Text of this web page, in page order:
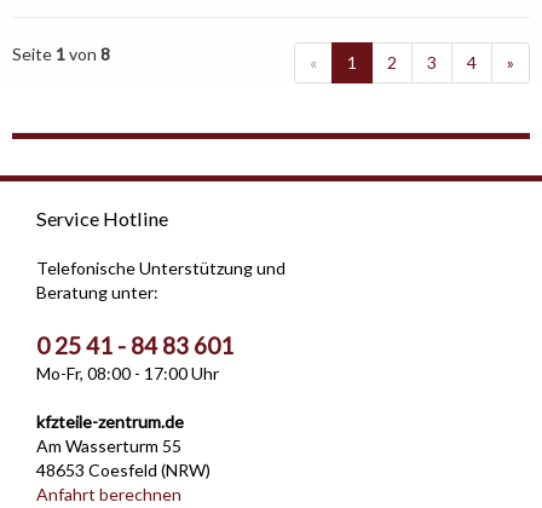
Seite 1von 8 « 1 2 3 4 »
Service Hotline
Telefonische Unterstützung und
Beratung unter:
0 25 41 - 84 83 601
Mo-Fr, 08:00 - 17:00 Uhr
kfzteile-zentrum.de
Am Wasserturm 55
48653 Coesfeld (NRW)
Anfahrt berechnen